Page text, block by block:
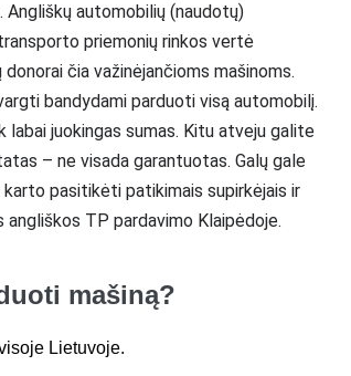
Angliškų automobilių (naudotų)
priemonių rinkos vertė
čia važinėjančioms mašinoms.
bandydami parduoti visą automobilį.
juokingas sumas. Kitu atveju galite
– ne visada garantuotas. Galų gale
pasitikėti patikimais supirkėjais ir
TP pardavimo Klaipėdoje.
mašiną?
Lietuvoje.